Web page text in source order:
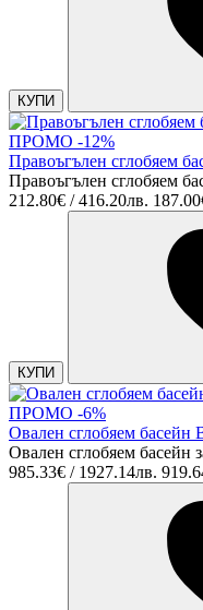
КУПИ
ПРОМО -12%
Правоъгълен сглобяем
Правоъгълен сглобяем
212.80€ / 416.20лв.
КУПИ
ПРОМО -6%
Овален сглобяем басейн
Овален сглобяем басейн
985.33€ / 1927.14лв.